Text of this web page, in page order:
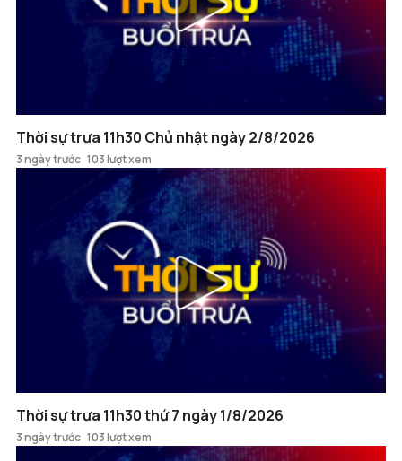
Thời sự trưa 11h30 Chủ nhật ngày 2/8/2026
3 ngày trước 103 lượt xem
Thời sự trưa 11h30 thứ 7 ngày 1/8/2026
3 ngày trước 103 lượt xem